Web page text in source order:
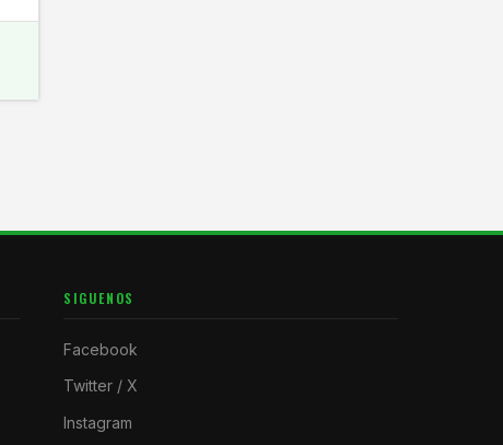
SIGUENOS
Facebook
Twitter / X
Instagram